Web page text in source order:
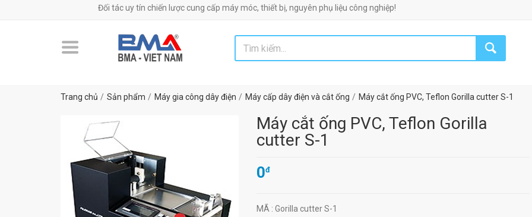
Đối tác uy tín chiến lược cung cấp máy móc, thiết bị, nguyên phụ liệu công nghiệp!
Trang chủ Sản phẩm Máy gia công dây điện Máy cấp dây điện và cắt ống Máy cắt ống PVC, Teflon Gorilla cutter S-1
Máy cắt ống PVC, Teflon Gorilla
cutter S-1
0đ
MÃ : Gorilla cutter S-1